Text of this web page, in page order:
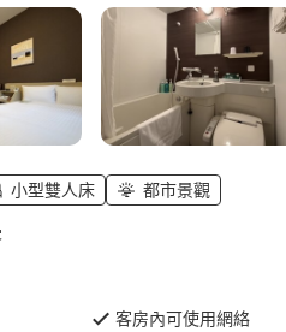
小型雙人床 都市景觀
客房內可使用網絡